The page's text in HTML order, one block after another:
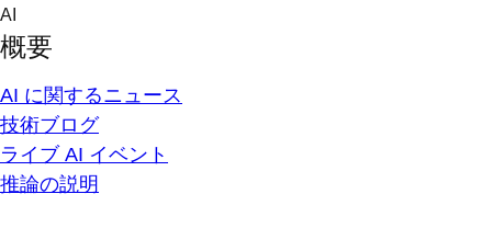
Skip
content
AI
概要
AI に関するニュース
技術ブログ
ライブ AI イベント
推論の説明